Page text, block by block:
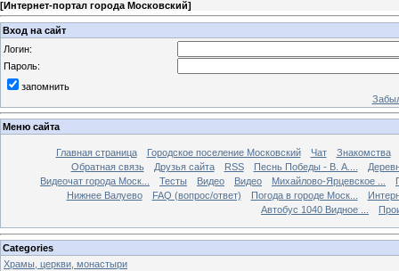
[Интернет-портал города Московский]
Вход на сайт
Логин:
Пароль:
запомнить
Меню сайта
Главная страница Городское поселение Московский Чат
Знакомства
Обратная связь
Друзья сайта RSS Песнь Победы - В. А....
Видеочат города Моск...
Тесты Видео Видео Михайлово-Ярцевское ...
Нижнее Валуево
FAQ (вопрос/ответ) Погода в городе Моск...
Автобус 1040 Видное ...
Categories
Храмы, церкви, монастыри